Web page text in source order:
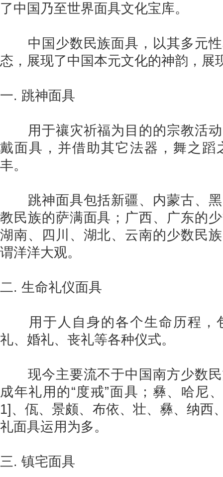
了中国乃至世界面具文化宝库。
中国少数民族面具，以其多元性
态，展现了中国本元文化的神韵，展
一. 跳神面具
用于禳灾祈福为目的的宗教活动
戴面具，并借助其它法器，舞之蹈
丰。
跳神面具包括新疆、内蒙古、黑
教民族的萨满面具；广西、广东的
湖南、四川、湖北、云南的少数民
谓洋洋大观。
二. 生命礼仪面具
用于人自身的各个生命历程，
礼、婚礼、丧礼等各种仪式。
现今主要流不于中国南方少数民
成年礼用的“度戒”面具；彝、哈尼
1]、佤、景颇、布依、壮、彝、纳西
礼面具运用为多。
三. 镇宅面具